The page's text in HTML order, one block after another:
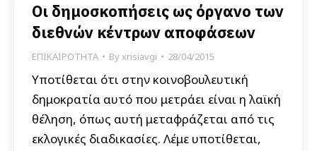
Οι δημοσκοπήσεις ως όργανο των
διεθνών κέντρων αποφάσεων
ΕΠΙΚΑΙΡΟΤΗΤΑ Byxrisiavgi 28/04/2015
Υποτίθεται ότι στην κοινοβουλευτική
δημοκρατία αυτό που μετράει είναι η λαϊκή
θέληση, όπως αυτή μεταφράζεται από τις
εκλογικές διαδικασίες. Λέμε υποτίθεται,